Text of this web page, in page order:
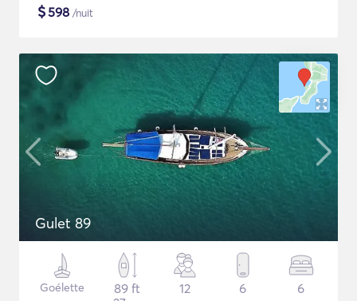
$598 /nuit
Gulet 89
Goélette
89 ft
12 6 6